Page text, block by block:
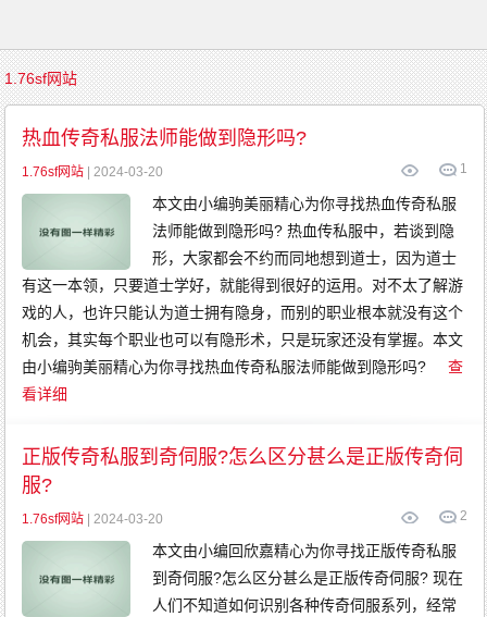
首
页
传
奇
游
戏
复
古
传
奇
新
开
传
奇
传
奇
发
布
精
品
传
奇
英
雄
传
奇
金
币
传
奇
中
变
传
奇
变
态
传
奇
网
通
传
奇
1.76sf网站
热血传奇私服法师能做到隐形吗?
1
1.76sf网站 | 2024-03-20
本文由小编驹美丽精心为你寻找热血传奇私服
法师能做到隐形吗? 热血传私服中，若谈到隐
形，大家都会不约而同地想到道士，因为道士
有这一本领，只要道士学好，就能得到很好的运用。对不太了解游
戏的人，也许只能认为道士拥有隐身，而别的职业根本就没有这个
机会，其实每个职业也可以有隐形术，只是玩家还没有掌握。本文
由小编驹美丽精心为你寻找热血传奇私服法师能做到隐形吗?
查
看详细
正版传奇私服到奇伺服?怎么区分甚么是正版传奇伺
服?
2
1.76sf网站 | 2024-03-20
本文由小编回欣嘉精心为你寻找正版传奇私服
到奇伺服?怎么区分甚么是正版传奇伺服? 现在
人们不知道如何识别各种传奇伺服系列，经常